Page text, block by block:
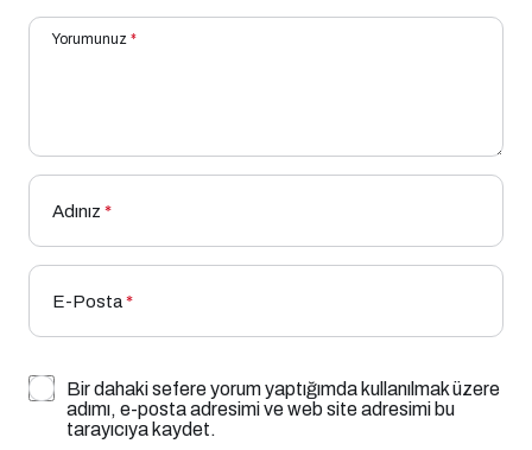
Yorumunuz *
Adınız *
E-Posta*
Bir dahaki sefere yorum yaptığımda kullanılmak üzere
adımı, e-posta adresimi ve web site adresimi bu
tarayıcıya kaydet.